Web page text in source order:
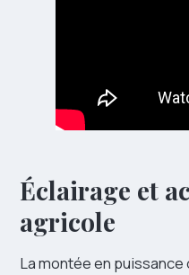
Éclairage et
agricole
La montée en puissance